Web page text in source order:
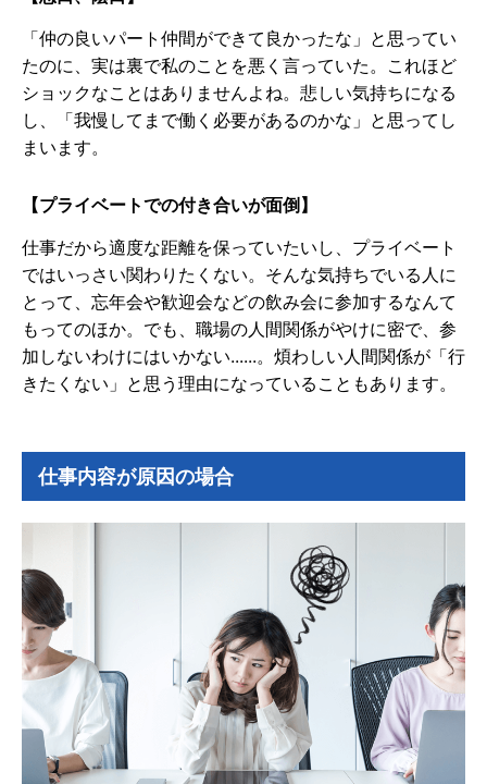
「仲の良いパート仲間ができて良かったな」と思ってい
たのに、実は裏で私のことを悪く言っていた。これほど
ショックなことはありませんよね。悲しい気持ちになる
し、「我慢してまで働く必要があるのかな」と思ってし
まいます。
【プライベートでの付き合いが面倒】
仕事だから適度な距離を保っていたいし、プライベート
ではいっさい関わりたくない。そんな気持ちでいる人に
とって、忘年会や歓迎会などの飲み会に参加するなんて
もってのほか。でも、職場の人間関係がやけに密で、参
加しないわけにはいかない......。煩わしい人間関係が「行
きたくない」と思う理由になっていることもあります。
仕事内容が原因の場合